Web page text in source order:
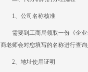
1、公司名称核准
需要到工商局领取一份《企业
商老师会对您填写的名称进行查
2、地址使用证明